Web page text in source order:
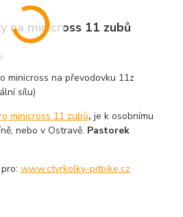
na minicross 11 zubů
minicross na převodovku 11z
sílu)
minicross 11 zubů, je k osobnímu
nebo v Ostravě. Pastorek
pro:www.ctyrkolky-pitbike.cz